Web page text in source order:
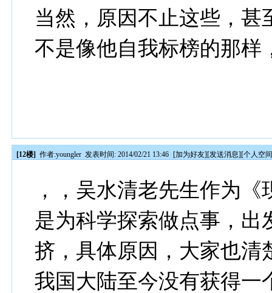
当然，原因不止这些，
不是像他自我标榜的那样
[12楼] 作者:youngler 发表时间: 2014/02/21 13:46 [加为好友][发送消息][个人空
，，吴水清老先生作为
是为科学探索做点事，出
挤，具体原因，大家也清
我国大陆至今没有获得一